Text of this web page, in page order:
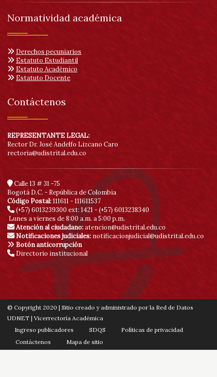
Normatividad académica
Derechos pecuniarios
Estatuto Estudiantil
Estatuto Académico
Estatuto Docente
Contáctenos
REPRESENTANTE LEGAL:
Rector Dr. José Andelfo Lizcano Caro
rectoria@udistrital.edu.co
Calle 13 # 31 -75
Bogotá D.C. - República de Colombia
Código Postal:111611 - 111611537
(+57) 6013239300 ext: 1421 - (+57) 6013238340
Lunes a viernes de 8:00 a.m. a 5:00 p.m.
Atención al ciudadano:atencion@udistrital.edu.co
Notificaciones judiciales: notificacionjudicial@udistrital.edu.co
Botón anticorrupción
Directorio institucional
© Copyright 2020 | Sitio creado y administrado por la Red de Datos
UDNET | Vicerrectoría Académica
Ingreso publicadores
SDQS
Políticas de privacidad
Contáctenos
Mapa de sitio